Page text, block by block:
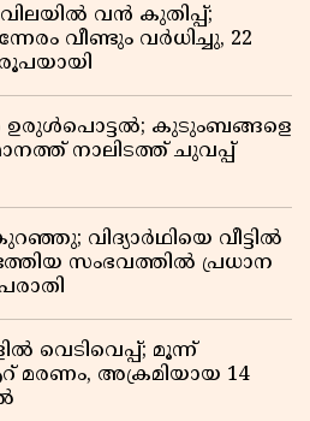
വൻ കുതിപ്പ്;
വീണ്ടും വർധിച്ചു, 22
രൂപയായി
ഉരുൾപൊട്ടൽ; കുടുംബങ്ങളെ
നാലിടത്ത് ചുവപ്പ്
വിദ്യാർഥിയെ വീട്ടിൽ
സംഭവത്തിൽ പ്രധാന
വെടിവെപ്പ്; മൂന്ന്
മരണം, അക്രമിയായ 14